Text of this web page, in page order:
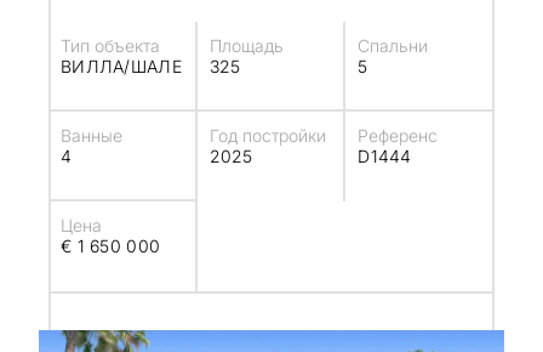
Тип объекта
ВИЛЛА/ШАЛЕ
Площадь
325
Спальни
5
Ванные
4
Год постройки
2025
Референс
D1444
Цена
€ 1 650 000